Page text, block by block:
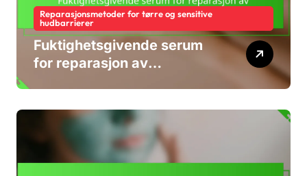
Reparasjonsmetoder for tørre og sensitive
hudbarrierer
Fuktighetsgivende serum
for reparasjon av